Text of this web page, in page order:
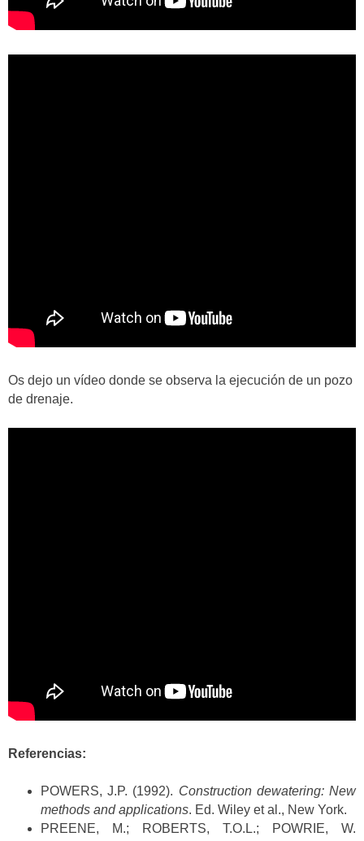
Os dejo un vídeo donde se observa la ejecución de un pozo
de drenaje.
Referencias:
POWERS, J.P. (1992). Construction dewatering: New
methods and applications. Ed. Wiley et al., New York.
PREENE, M.; ROBERTS, T.O.L.; POWRIE, W.